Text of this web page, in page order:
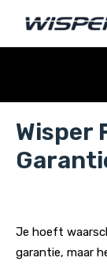
Wisper
Je hoeft
garantie, maar